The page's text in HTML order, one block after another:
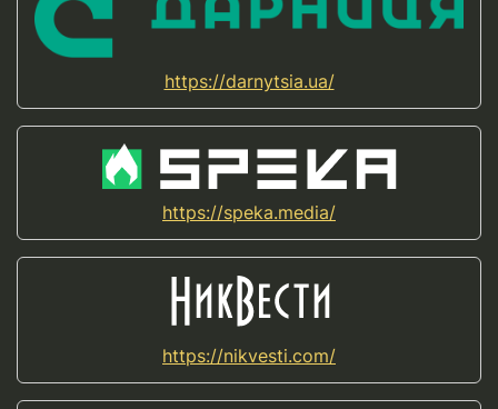
https://darnytsia.ua/
https://speka.media/
https://nikvesti.com/